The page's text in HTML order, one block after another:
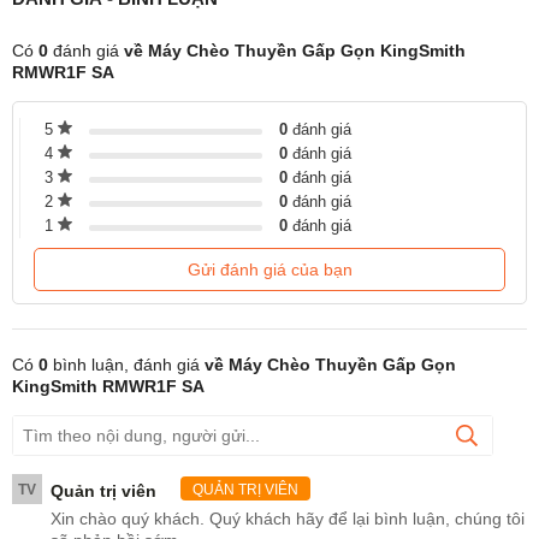
thiết kế chi tiết, cao cấp
Máy chèo thuyền WR1F có thiết kế công thái học 3D được tham
khảo từ các thiết kế chèo thuyền chuyên nghiệp phù hợp với vị trí
coccyx, mang đến sự thoải mái và ổn định. Kèm với đó là thanh
ray kiểu F độc đáo cho quá trình vận hành mượt mà và êm ái
hơn, khác hoàn toàn so với các thanh ray kiểu chữ U trên thị
Có 0 đánh giá về Máy Chèo Thuyền Gấp Gọn KingSmith
RMWR1F SA
5 0 đánh giá
4
0 đánh giá
3
0 đánh giá
2
0 đánh giá
1
0 đánh giá
Gửi đánh giá của bạn
Có 0 bình luận, đánh giá về Máy Chèo Thuyền Gấp Gọn
KingSmith RMWR1F SA
TV Quản trị viên QUẢN TRỊ VIÊN
Xin chào quý khách. Quý khách hãy để lại bình luận, chúng tôi